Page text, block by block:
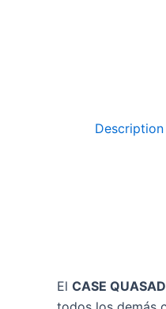
Description
El CASE